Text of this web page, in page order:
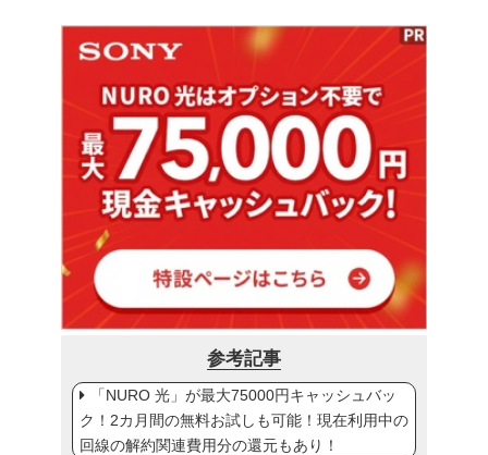
参考記事
「NURO 光」が最大75000円キャッシュバッ
ク！2カ月間の無料お試しも可能！現在利用中の
回線の解約関連費用分の還元もあり！